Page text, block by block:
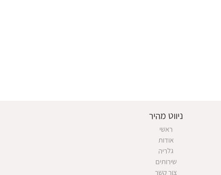
ניווט מהיר
ראשי
אודות
גלריה
שירותים
צור קשר